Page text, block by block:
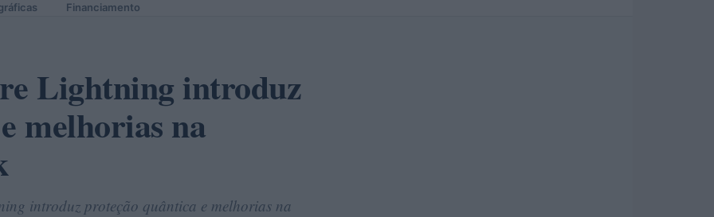
Financiamento
Lightning introduz
melhorias na
introduz proteção quântica e melhorias na